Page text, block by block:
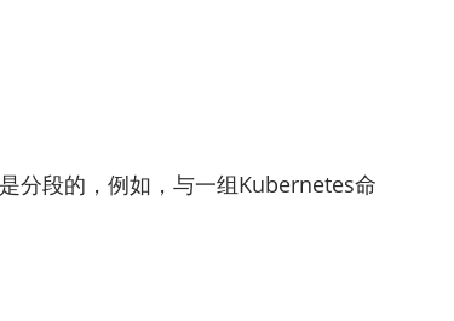
分段的，例如，与一组Kubernetes命